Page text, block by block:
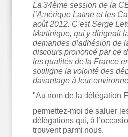
La 34ème session de la
l’Amérique Latine et les
août 2012. C’est Serge
Martinique, qui y dirigeait
demandes d’adhésion de
discours prononcé par ce
les qualités de la France
souligne la volonté des
davantage à leur
"Au nom de la délégation
permettez-moi de saluer
délégations qui, à
trouvent parmi nous.